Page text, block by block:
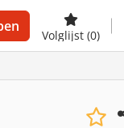
Volglijst (0)